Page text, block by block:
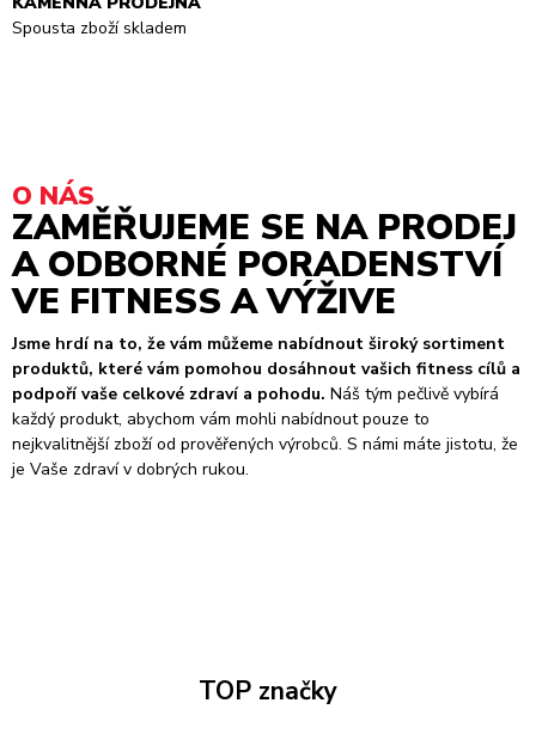
Spousta zboží skladem
O NÁS
ZAMĚŘUJEME SE NA PRODEJ
A ODBORNÉ PORADENSTVÍ
VE FITNESS A VÝŽIVE
Jsme hrdí na to, že vám můžeme nabídnout široký sortiment
produktů, které vám pomohou dosáhnout vašich fitness cílů a
podpoří vaše celkové zdraví a pohodu. Náš tým pečlivě vybírá
každý produkt, abychom vám mohli nabídnout pouze to
nejkvalitnější zboží od prověřených výrobců. S námi máte jistotu, že
je Vaše zdraví v dobrých rukou.
TOP značky